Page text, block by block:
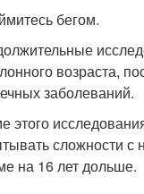
бегом.
возраста,
заболеваний.
этого
сложности с
на 16 лет дольше.